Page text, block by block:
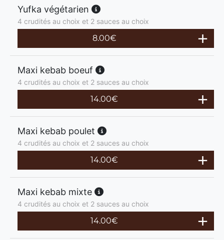
Yufka végétarien
4 crudités au choix et 2 sauces au choix
8.00€
Maxi kebab boeuf
4 crudités au choix et 2 sauces au choix
14.00€
Maxi kebab poulet
4 crudités au choix et 2 sauces au choix
14.00€
Maxi kebab mixte
4 crudités au choix et 2 sauces au choix
14.00€